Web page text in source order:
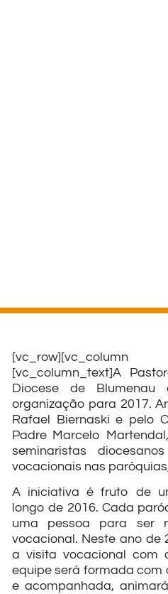
[vc_column_text]A
Diocese de
organização para 2017.
Rafael Biernaski e pelo
Padre Marcelo
seminaristas
vocacionais nas
A iniciativa é fruto de
longo de 2016. Cada
uma pessoa para ser
vocacional. Neste ano de
a visita vocacional com
equipe será formada com
e acompanhada,